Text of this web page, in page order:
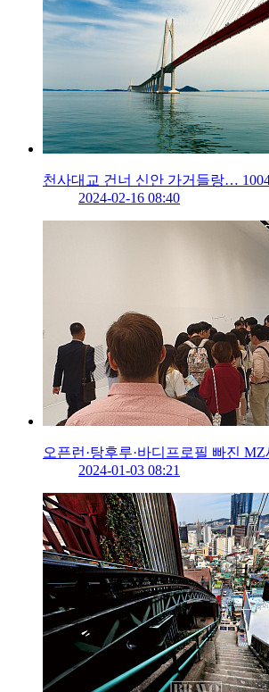
천사대교 건너 신안 가거들랑…
2024-02-16 08:40
오픈런·탕후루·바디프로필 빠진
2024-01-03 08:21